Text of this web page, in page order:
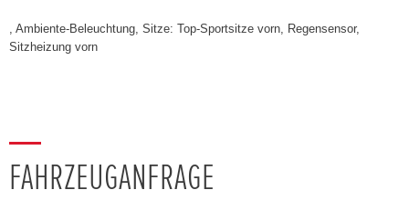
, Ambiente-Beleuchtung, Sitze: Top-Sportsitze vorn, Regensensor,
Sitzheizung vorn
FAHRZEUGANFRAGE